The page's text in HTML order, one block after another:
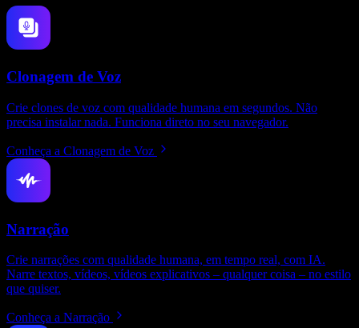
Clonagem de Voz
Crie clones de voz com qualidade humana em segundos. Não
precisa instalar nada. Funciona direto no seu navegador.
Conheça a Clonagem de Voz
Narração
Crie narrações com qualidade humana, em tempo real, com IA.
Narre textos, vídeos, vídeos explicativos – qualquer coisa – no estilo
que quiser.
Conheça a Narração